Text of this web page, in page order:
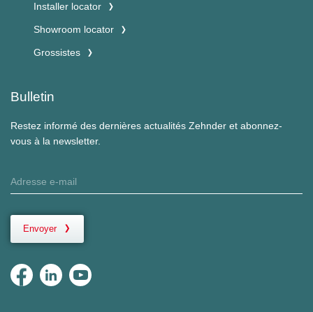
Installer locator
Showroom locator
Grossistes
Bulletin
Restez informé des dernières actualités Zehnder et abonnez-
vous à la newsletter.
Envoyer